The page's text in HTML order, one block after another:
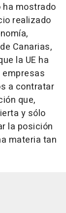
ha mostrado
realizado
Canarias,
la UE ha
empresas
a contratar
que,
y sólo
la posición
materia tan